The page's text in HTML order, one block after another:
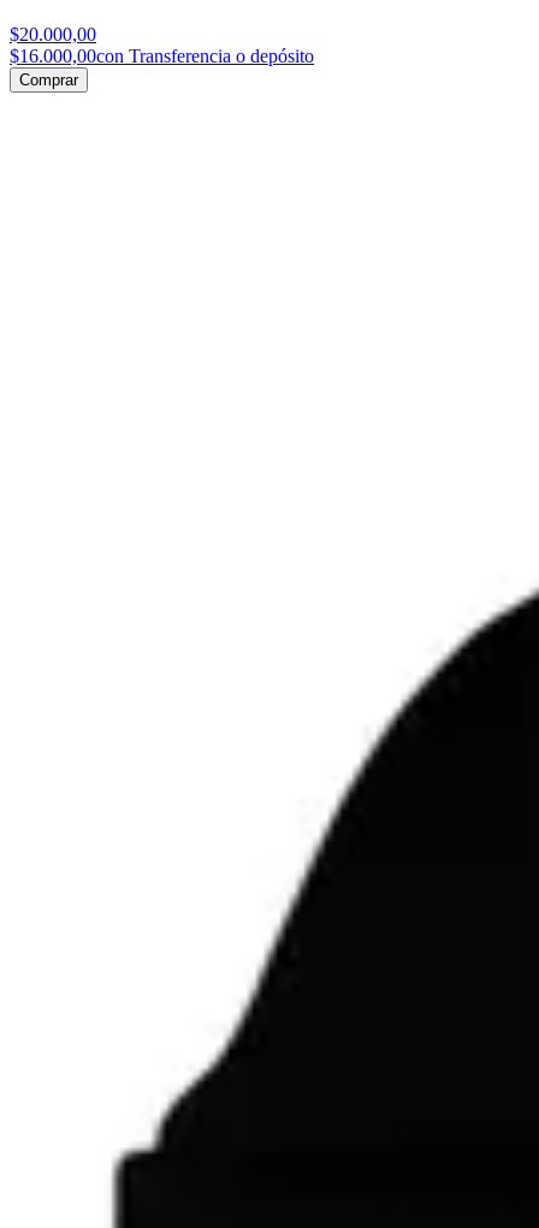
$20.000,00
$16.000,00con Transferencia o depósito
Comprar